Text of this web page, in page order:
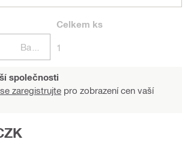
Celkem ks
1
společnosti
zaregistrujte pro zobrazení cen vaší